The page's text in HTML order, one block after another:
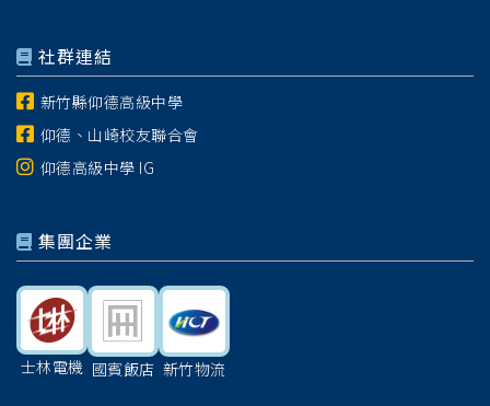
社群連結
新竹縣仰德高級中學
仰德、山崎校友聯合會
仰德高級中學 IG
集團企業
士林電機 國賓飯店 新竹物流